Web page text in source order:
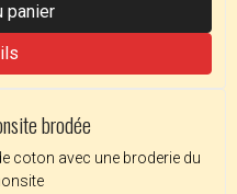
panier
brodée
coton avec une broderie du